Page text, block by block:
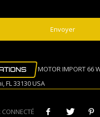
MOTOR IMPORT 66
FL 33130 USA
CONNECTÉ